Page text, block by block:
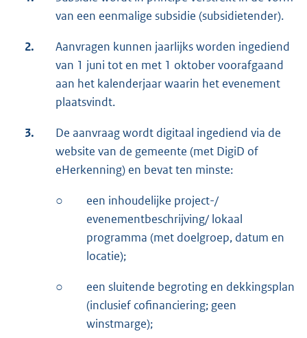
van een eenmalige subsidie (subsidietender).
2.
Aanvragen kunnen jaarlijks worden ingediend
van 1 juni tot en met 1 oktober voorafgaand
aan het kalenderjaar waarin het evenement
plaatsvindt.
3.
De aanvraag wordt digitaal ingediend via de
website van de gemeente (met DigiD of
eHerkenning) en bevat ten minste:
○
een inhoudelijke project-/
evenementbeschrijving/ lokaal
programma (met doelgroep, datum en
locatie);
○
een sluitende begroting en dekkingsplan
(inclusief cofinanciering; geen
winstmarge);